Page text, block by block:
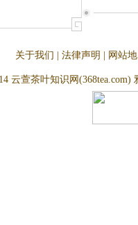
关于我们 法律声明 网站
云萱茶叶知识网